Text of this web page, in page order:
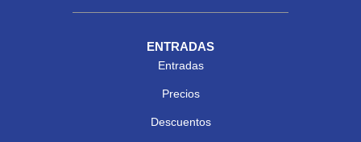
ENTRADAS
Entradas
Precios
Descuentos